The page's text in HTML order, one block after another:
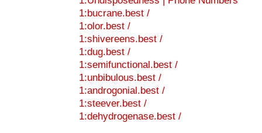
1:bucrane.best /
1:olor.best /
1:shivereens.best /
1:dug.best /
1:semifunctional.best /
1:unbibulous.best /
1:androgonial.best /
1:steever.best /
1:dehydrogenase.best /